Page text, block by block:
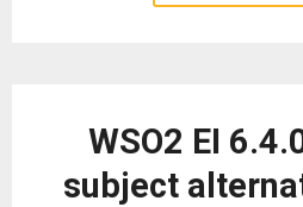
WSO2 EI
subject